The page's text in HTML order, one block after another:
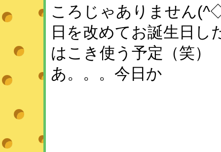
ころじゃありません
日を改めてお誕生日し
はこき使う予定（笑）
あ。。。今日か